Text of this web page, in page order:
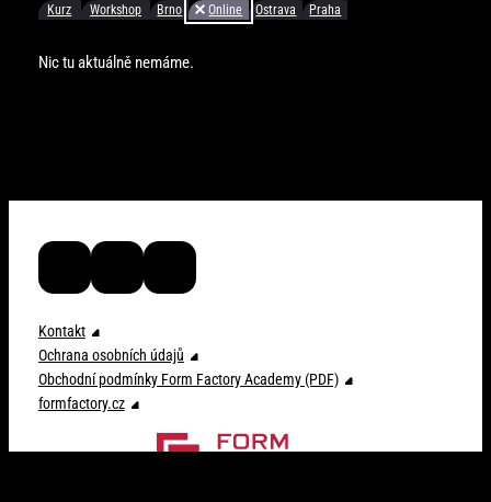
Kurz Workshop Brno Online Ostrava Praha
Nic tu aktuálně nemáme.
ffacademy_cz
FF Academyffacademy_cz
Kontakt
Ochrana osobních údajů
Obchodní podmínky Form Factory Academy (PDF)
formfactory.cz